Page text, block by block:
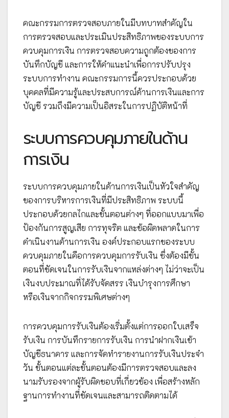
คณะกรรมการตรวจสอบภายในมีบทบาทสำคัญใน
การตรวจสอบและประเมินประสิทธิภาพของระบบการ
ควบคุมการเงิน การตรวจสอบความถูกต้องของการ
บันทึกบัญชี และการให้คำแนะนำเพื่อการปรับปรุง
ระบบการทำงาน คณะกรรมการนี้ควรประกอบด้วย
บุคคลที่มีความรู้และประสบการณ์ด้านการเงินและการ
บัญชี รวมถึงมีความเป็นอิสระในการปฏิบัติหน้าที่
ระบบการควบคุมภายในด้าน
การเงิน
ระบบการควบคุมภายในด้านการเงินเป็นหัวใจสำคัญ
ของการบริหารการเงินที่มีประสิทธิภาพ ระบบนี้
ประกอบด้วยกลไกและขั้นตอนต่างๆ ที่ออกแบบมาเพื่อ
ป้องกันการสูญเสีย การทุจริต และข้อผิดพลาดในการ
ดำเนินงานด้านการเงิน องค์ประกอบแรกของระบบ
ควบคุมภายในคือการควบคุมการรับเงิน ซึ่งต้องมีขั้น
ตอนที่ชัดเจนในการรับเงินจากแหล่งต่างๆ ไม่ว่าจะเป็น
เงินงบประมาณที่ได้รับจัดสรร เงินบำรุงการศึกษา
หรือเงินจากกิจกรรมพิเศษต่างๆ
การควบคุมการรับเงินต้องเริ่มตั้งแต่การออกใบเสร็จ
รับเงิน การบันทึกรายการรับเงิน การนำฝากเงินเข้า
บัญชีธนาคาร และการจัดทำรายงานการรับเงินประจำ
วัน ขั้นตอนแต่ละขั้นตอนต้องมีการตรวจสอบและลง
นามรับรองจากผู้รับผิดชอบที่เกี่ยวข้อง เพื่อสร้างหลัก
ฐานการทำงานที่ชัดเจนและสามารถติดตามได้